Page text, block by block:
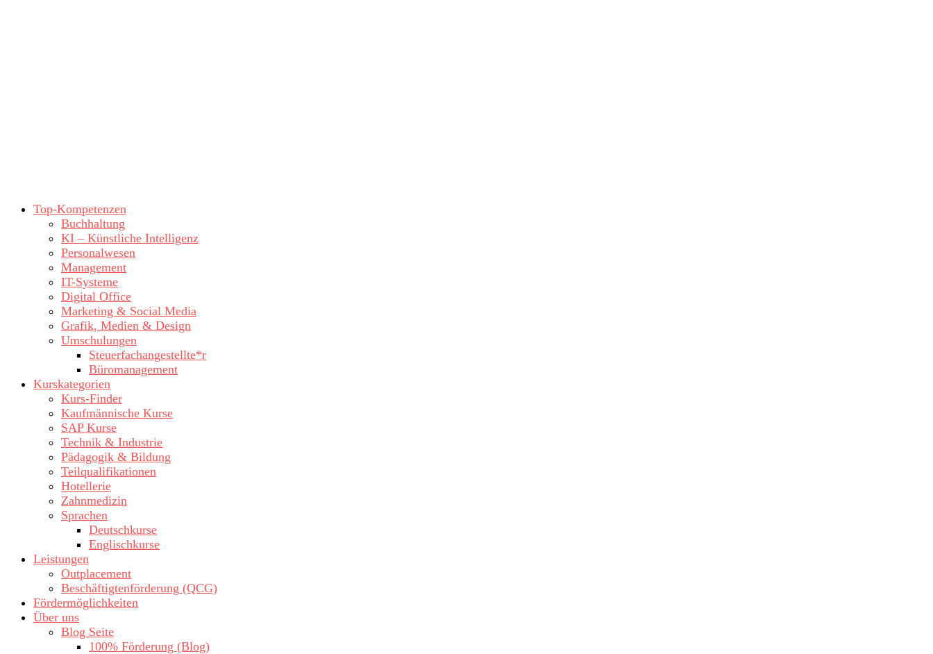
Top-Kompetenzen
Buchhaltung
KI – Künstliche Intelligenz
Personalwesen
Management
IT-Systeme
Digital Office
Marketing & Social Media
Grafik, Medien & Design
Umschulungen
Steuerfachangestellte*r
Büromanagement
Kurskategorien
Kurs-Finder
Kaufmännische Kurse
SAP Kurse
Technik & Industrie
Pädagogik & Bildung
Teilqualifikationen
Hotellerie
Zahnmedizin
Sprachen
Deutschkurse
Englischkurse
Leistungen
Outplacement
Beschäftigtenförderung (QCG)
Fördermöglichkeiten
Über uns
Blog Seite
100% Förderung (Blog)